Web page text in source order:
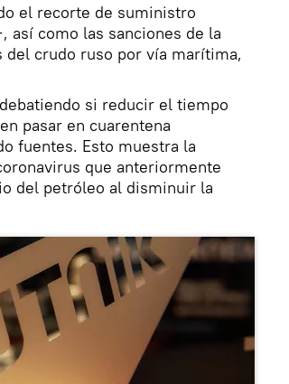
el recorte de suministro
así como las sanciones de la
del crudo ruso por vía marítima,
si reducir el tiempo
pasar en cuarentena
fuentes. Esto muestra la
que anteriormente
del petróleo al disminuir la